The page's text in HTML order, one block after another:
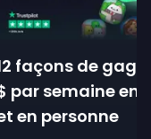
façons de
par semaine en
en personne